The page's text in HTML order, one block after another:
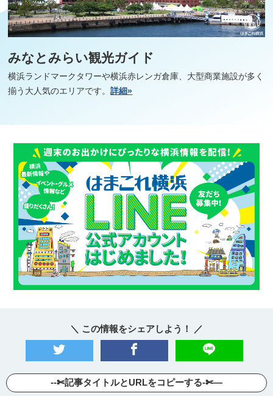
みなとみらい観光ガイド
横浜ランドマークタワーや横浜赤レンガ倉庫、大型商業施設が多く
揃う大人気のエリアです。詳細»
＼ この情報をシェアしよう！ ／
--✄記事タイトルとURLをコピーする-✄—